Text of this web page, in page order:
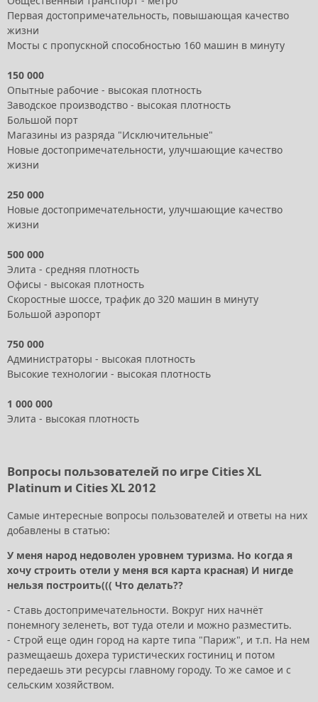
Первая достопримечательность, повышающая качество
жизни
Мосты с пропускной способностью 160 машин в минуту
150 000
Опытные рабочие - высокая плотность
Заводское производство - высокая плотность
Большой порт
Магазины из разряда "Исключительные"
Новые достопримечательности, улучшающие качество
жизни
250 000
Новые достопримечательности, улучшающие качество
жизни
500 000
Элита - средняя плотность
Офисы - высокая плотность
Скоростные шоссе, трафик до 320 машин в минуту
Большой аэропорт
750 000
Администраторы - высокая плотность
Высокие технологии - высокая плотность
1 000 000
Элита - высокая плотность
Вопросы пользователей по игре Cities XL
Platinum и Cities XL 2012
Самые интересные вопросы пользователей и ответы на них
добавлены в статью:
У меня народ недоволен уровнем туризма. Но когда я
хочу строить отели у меня вся карта красная) И нигде
нельзя построить((( Что делать??
- Ставь достопримечательности. Вокруг них начнёт
понемногу зеленеть, вот туда отели и можно разместить.
- Строй еще один город на карте типа "Париж", и т.п. На нем
размещаешь дохера туристических гостиниц и потом
передаешь эти ресурсы главному городу. То же самое и с
сельским хозяйством.